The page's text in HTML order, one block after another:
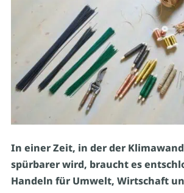
In einer Zeit, in der der
spürbarer wird, braucht es
Handeln für Umwelt, Wirtschaft